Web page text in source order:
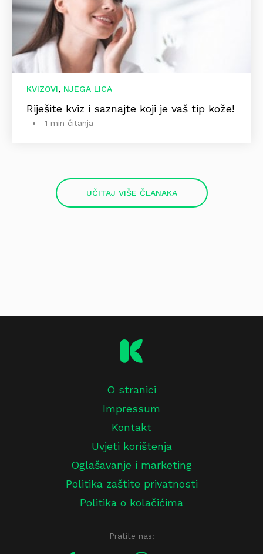
KVIZOVI, NJEGA LICA
Riješite kviz i saznajte koji je vaš tip kože!
1 min čitanja
UČITAJ VIŠE ČLANAKA
O stranici
Impressum
Kontakt
Uvjeti korištenja
Oglašavanje i marketing
Politika zaštite privatnosti
Politika o kolačićima
Pratite nas: